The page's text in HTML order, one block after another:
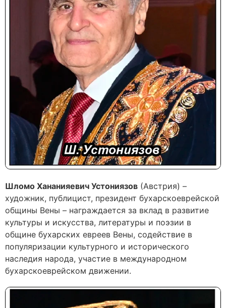
Шломо Хананияевич Устониязов (Австрия) –
художник, публицист, президент бухарскоеврейской
общины Вены – награждается за вклад в развитие
культуры и искусства, литературы и поэзии в
общине бухарских евреев Вены, содействие в
популяризации культурного и исторического
наследия народа, участие в международном
бухарскоеврейском движении.